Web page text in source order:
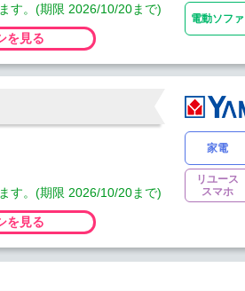
す。(期限 2026/10/20まで)
を見る
電動ソファ
す。(期限 2026/10/20まで)
を見る
家電
リユース
スマホ